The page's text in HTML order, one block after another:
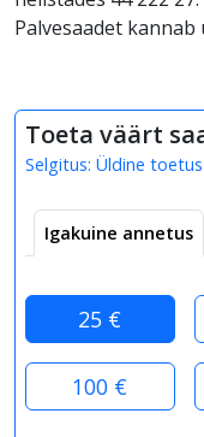
Palvesaadet kannab
Toeta väärt
Selgitus: Üldine toetus
Igakuine annetus
25 €
100 €